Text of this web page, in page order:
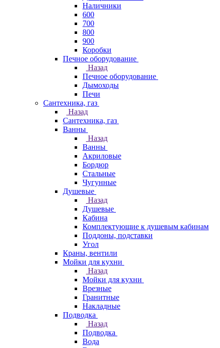
Наличники
600
700
800
900
Коробки
Печное оборудование
Назад
Печное оборудование
Дымоходы
Печи
Сантехника, газ
Назад
Сантехника, газ
Ванны
Назад
Ванны
Акриловые
Бордюр
Стальные
Чугунные
Душевые
Назад
Душевые
Кабина
Комплектующие к душевым кабинам
Поддоны, подставки
Угол
Краны, вентили
Мойки для кухни
Назад
Мойки для кухни
Врезные
Гранитные
Накладные
Подводка
Назад
Подводка
Вода